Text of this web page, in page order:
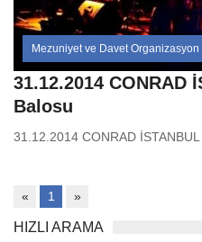
Mezuniyet ve Davet Organizasyon
31.12.2014 CONRAD
Balosu
31.12.2014 CONRAD İSTANBUL
« 1 »
HIZLI ARAMA